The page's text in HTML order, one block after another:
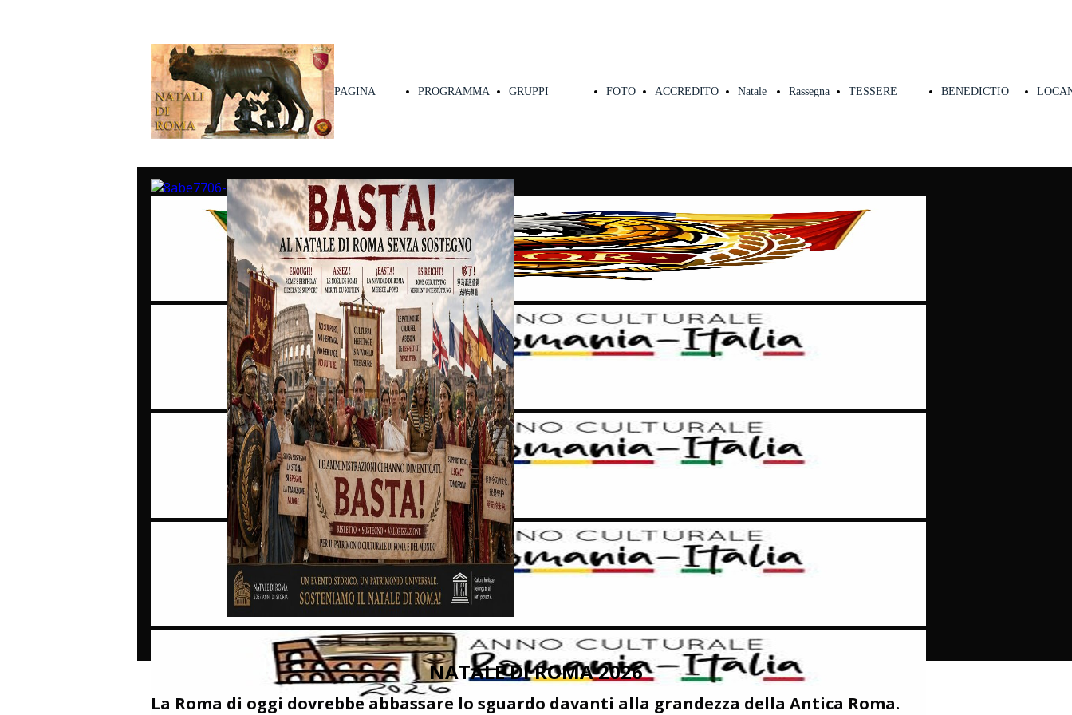
PAGINA
PRINCIPALE
PROGRAMMA GRUPPI
PARTECIPANTI
FOTO ACCREDITO
STAMPA
Natale
di
nel
Mondo
Rassegna
Stampa
TESSERE BENEDICTIO
NATALE DI ROMA 2026
La Roma di oggi dovrebbe abbassare lo sguardo davanti alla grandezza della Antica Roma.